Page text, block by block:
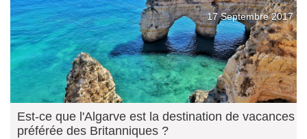
17 Septembre 2017
Est-ce que l'Algarve est la destination de vacances
préférée des Britanniques ?